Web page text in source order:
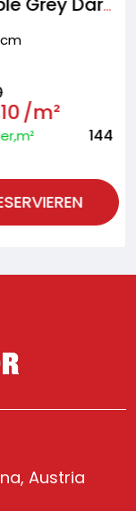
Reliable Grey Dark Wand- & Bodenfliese
/m²
144
Austria